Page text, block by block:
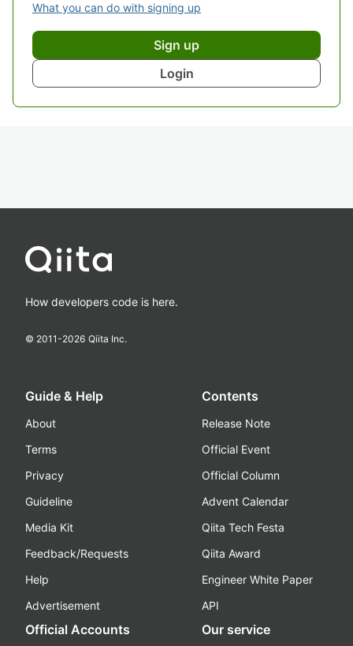
What you can do with signing up
Sign up
Login
How developers code is here.
© 2011-2026 Qiita Inc.
Guide & Help
About
Terms
Privacy
Guideline
Media Kit
Feedback/Requests
Help
Advertisement
Contents
Release Note
Official Event
Official Column
Advent Calendar
Qiita Tech Festa
Qiita Award
Engineer White Paper
API
Official Accounts Our service